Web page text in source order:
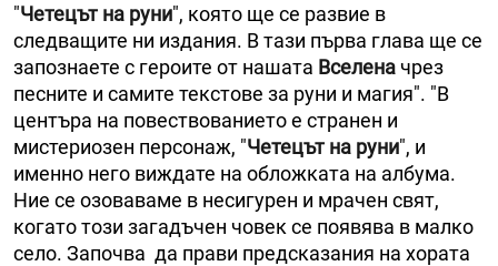
"Четецът на руни", която ще се развие в
следващите ни издания. В тази първа глава ще се
запознаете с героите от нашата Вселеначрез
песните и самите текстове за руни и магия". "В
центъра на повествованието е странен и
мистериозен персонаж, "Четецът на руни", и
именно него виждате на обложката на албума.
Ние се озоваваме в несигурен и мрачен свят,
когато този загадъчен човек се появява в малко
село. Започва да прави предсказания на хората